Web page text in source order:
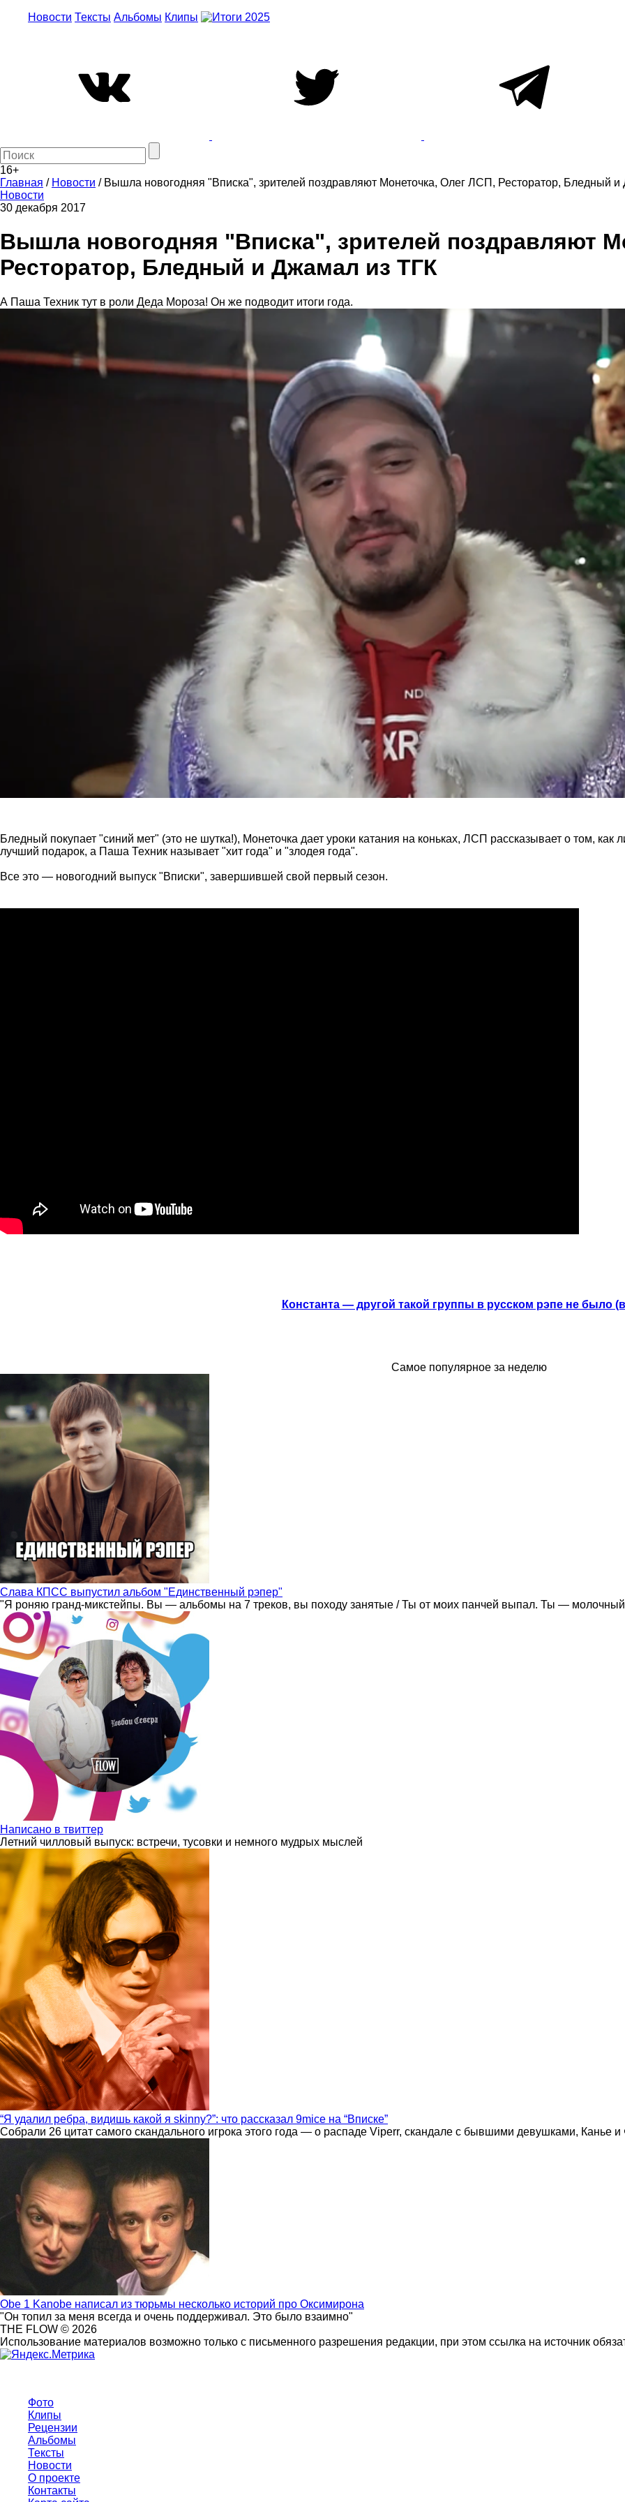
Новости Тексты Альбомы Клипы
16+
Главная / Новости / Вышла новогодняя "Вписка", зрителей поздравляют Монеточка, Олег ЛСП, Ресторатор, Бледный
Новости
30 декабря 2017
Вышла новогодняя "Вписка", зрителей поздравляют
Ресторатор, Бледный и Джамал из ТГК
А Паша Техник тут в роли Деда Мороза! Он же подводит итоги года.
Бледный покупает "синий мет" (это не шутка!), Монеточка дает уроки катания на коньках, ЛСП рассказывает о том,
лучший подарок, а Паша Техник называет "хит года" и "злодея года".
Все это — новогодний выпуск "Вписки", завершившей свой первый сезон.
Константа — другой такой группы в русском рэпе не было
Самое популярное за неделю
Слава КПСС выпустил альбом "Единственный рэпер"
"Я роняю гранд-микстейпы. Вы — альбомы на 7 треков, вы походу занятые / Ты от моих панчей выпал. Ты —
Написано в твиттер
Летний чилловый выпуск: встречи, тусовки и немного мудрых мыслей
“Я удалил ребра, видишь какой я skinny?”: что рассказал 9mice на “Вписке”
Собрали 26 цитат самого скандального игрока этого года — о распаде Viperr, скандале с бывшими девушками, Канье
Obe 1 Kanobe написал из тюрьмы несколько историй про Оксимирона
"Он топил за меня всегда и очень поддерживал. Это было взаимно"
THE FLOW © 2026
Использование материалов возможно только с письменного разрешения редакции, при этом ссылка на источник
Фото
Клипы
Рецензии
Альбомы
Тексты
Новости
О проекте
Контакты